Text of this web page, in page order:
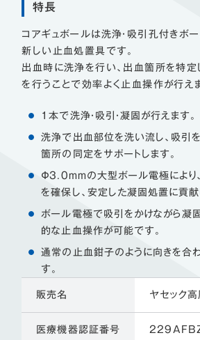
特長
コアギュボールは洗浄・吸引孔付きボ
新しい止血処置具です。
出血時に洗浄を行い、出血箇所を特定
を行うことで効率よく止血操作が行えま
1本で洗浄・吸引・凝固が行えます。
洗浄で出血部位を洗い流し、吸引
箇所の同定をサポートします。
Φ3.0ｍｍの大型ボール電極により
を確保し、安定した凝固処置に貢献
ボール電極で吸引をかけながら凝
的な止血操作が可能です。
通常の止血鉗子のように向きを合
す。
販売名 ヤセック
医療機器認証番号